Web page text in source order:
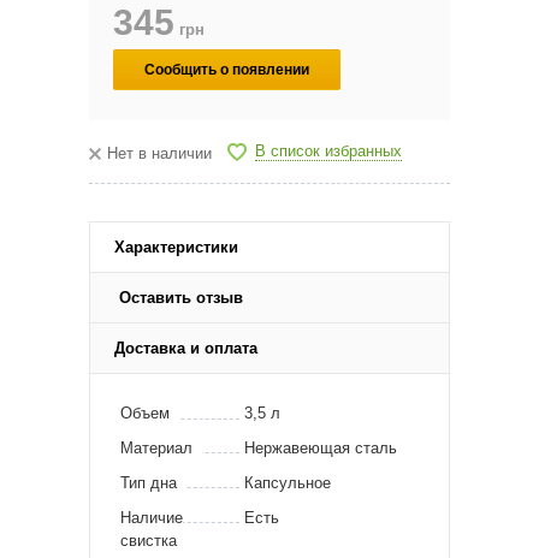
345 грн
Сообщить о появлении
Нет в наличии В список избранных
Характеристики
Оставить отзыв
Доставка и оплата
Объем
3,5 л
Материал
Нержавеющая сталь
Тип дна
Капсульное
Наличие
свистка
Есть